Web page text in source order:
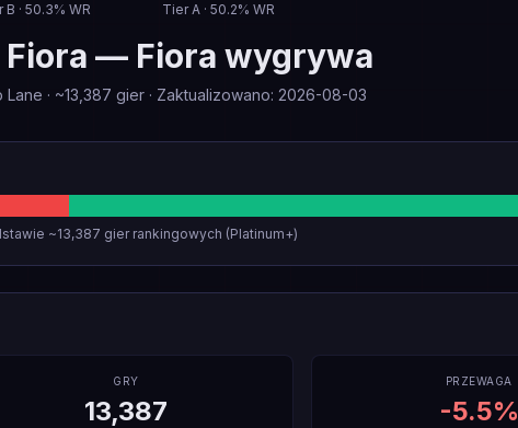
B · 50.3% WR TierA · 50.2% WR
Fiora — Fiora wygrywa
Lane · ~13,387 gier · Zaktualizowano: 2026-08-03
~13,387 gier rankingowych (Platinum+)
GRY
13,387
PRZEWAGA
-5.5%